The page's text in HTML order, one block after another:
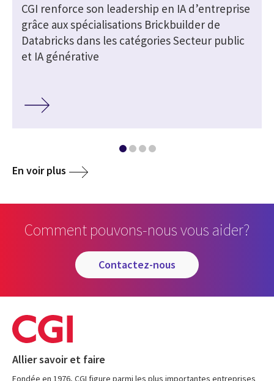
CGI renforce son leadership en IA d’entreprise
grâce aux spécialisations Brickbuilder de
Databricks dans les catégories Secteur public
et IA générative
En voir plus
Comment pouvons-nous vous aider?
contactez-nous
Allier savoir et faire
Fondée en 1976, CGI figure parmi les plus importantes entreprises